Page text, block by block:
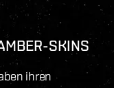
SKINS
ihren